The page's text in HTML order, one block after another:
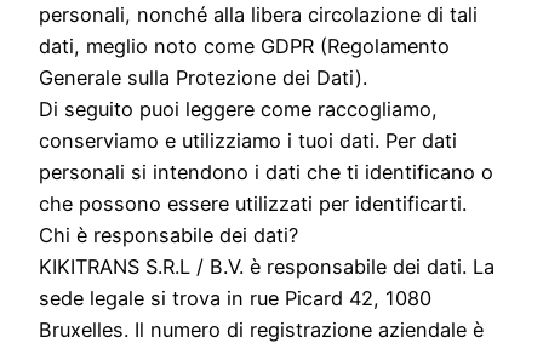
personali, nonché alla libera circolazione di tali
dati, meglio noto come GDPR (Regolamento
Generale sulla Protezione dei Dati).
Di seguito puoi leggere come raccogliamo,
conserviamo e utilizziamo i tuoi dati. Per dati
personali si intendono i dati che ti identificano o
che possono essere utilizzati per identificarti.
Chi è responsabile dei dati?
KIKITRANS S.R.L / B.V. è responsabile dei dati. La
sede legale si trova in rue Picard 42, 1080
Bruxelles. Il numero di registrazione aziendale è